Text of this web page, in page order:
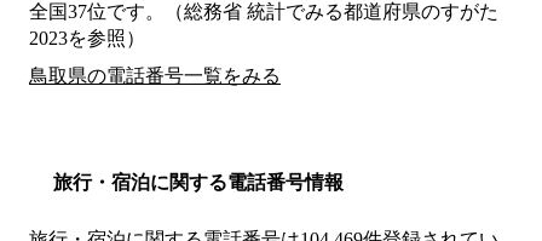
全国37位です。（総務省 統計でみる都道府県のすがた
2023を参照）
鳥取県の電話番号一覧をみる
旅行・宿泊に関する電話番号情報